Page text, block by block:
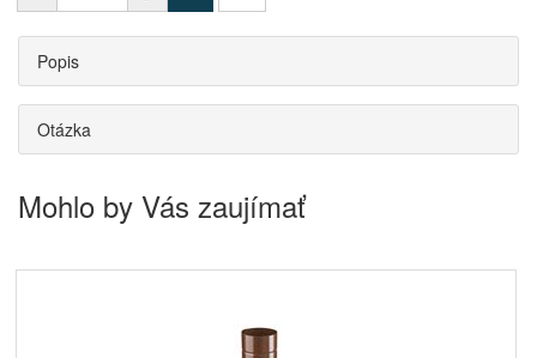
Popis
Otázka
Mohlo by Vás zaujímať